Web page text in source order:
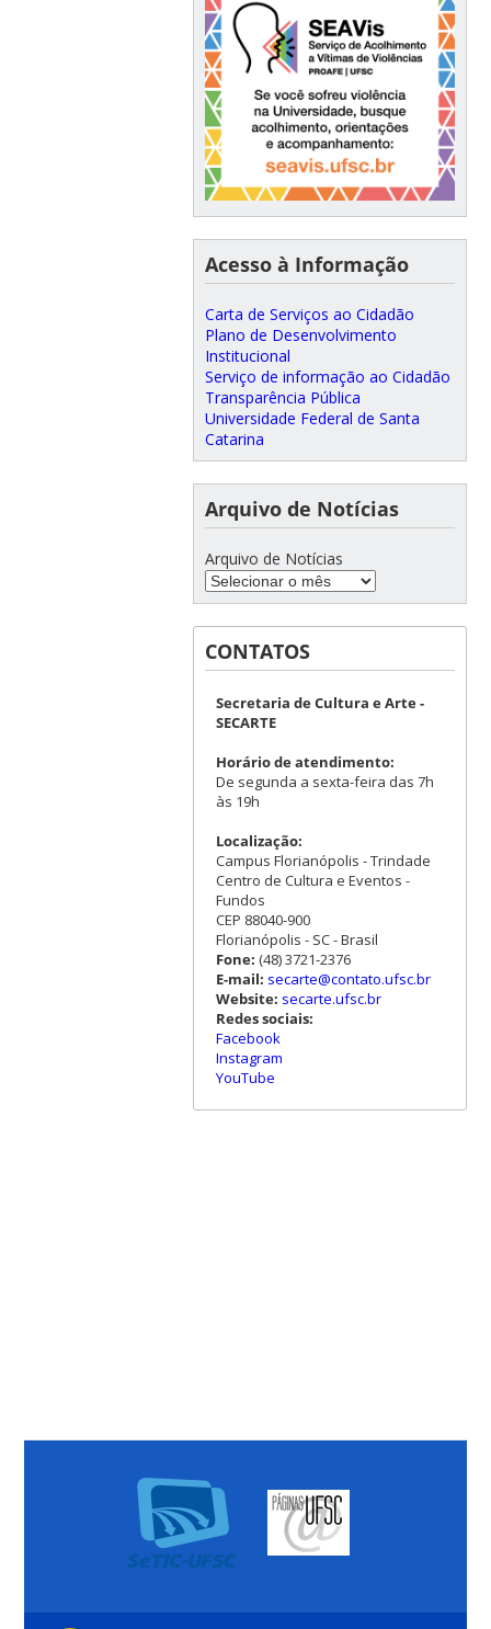
Acesso à Informação
Carta de Serviços ao Cidadão
Plano de Desenvolvimento
Institucional
Serviço de informação ao Cidadão
Transparência Pública
Universidade Federal de Santa
Catarina
Arquivo de Notícias
Arquivo de Notícias
CONTATOS
Secretaria de Cultura e Arte -
SECARTE
Horário de atendimento:
De segunda a sexta-feira das 7h
às 19h
Localização:
Campus Florianópolis - Trindade
Centro de Cultura e Eventos -
Fundos
CEP 88040-900
Florianópolis - SC - Brasil
Fone: (48) 3721-2376
E-mail: secarte@contato.ufsc.br
Website: secarte.ufsc.br
Redes sociais:
Facebook
Instagram
YouTube